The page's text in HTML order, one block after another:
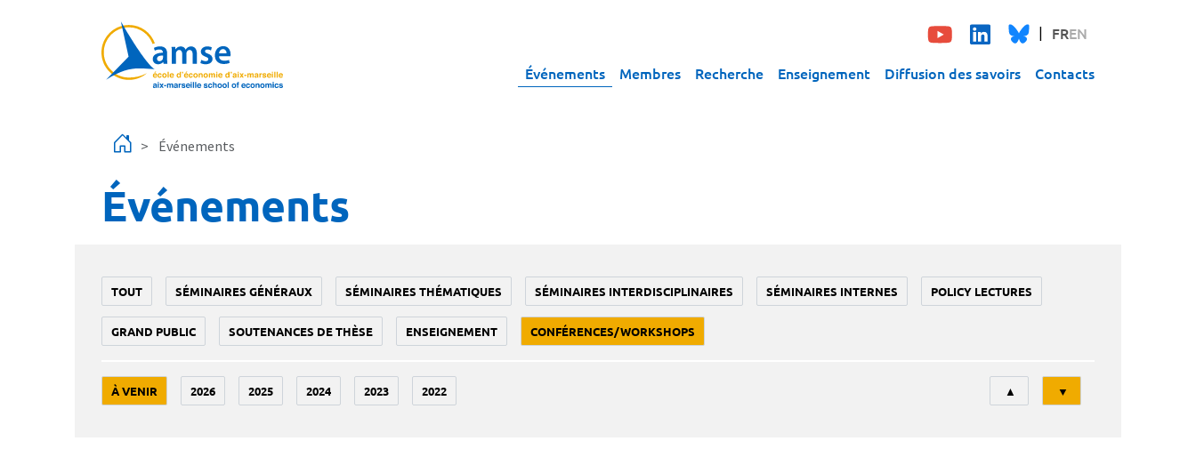
FREN
Événements Membres Recherche Enseignement Diffusion des savoirs Contacts
Événements
Événements
TOUT SÉMINAIRES GÉNÉRAUX SÉMINAIRES THÉMATIQUES SÉMINAIRES INTERDISCIPLINAIRES SÉMINAIRES INTERNES POLICY LECTURES
GRAND PUBLIC SOUTENANCES DE THÈSE ENSEIGNEMENT CONFÉRENCES/WORKSHOPS
À VENIR 2026 2025 2024 2023 2022
Tri
▲ ▼